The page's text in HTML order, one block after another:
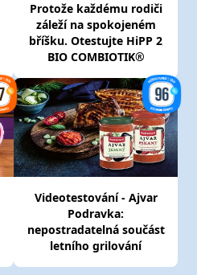
Protože každému rodiči
záleží na spokojeném
bříšku. Otestujte HiPP 2
BIO COMBIOTIK®
Videotestování - Ajvar
Podravka:
nepostradatelná součást
letního grilování